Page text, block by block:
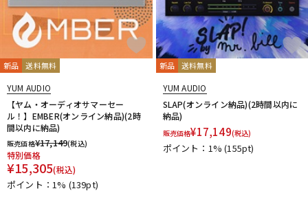
新品 送料無料
YUM AUDIO
【ヤム・オーディオサマーセー
ル！】EMBER(オンライン納品)(2時
間以内に納品)
販売価格¥17,149(税込)
特別価格
¥15,305(税込)
ポイント：1% (139pt)
新品 送料無料
YUM AUDIO
SLAP(オンライン納品)(2時間以内に
納品)
販売価格¥17,149(税込)
ポイント：1%(155pt)